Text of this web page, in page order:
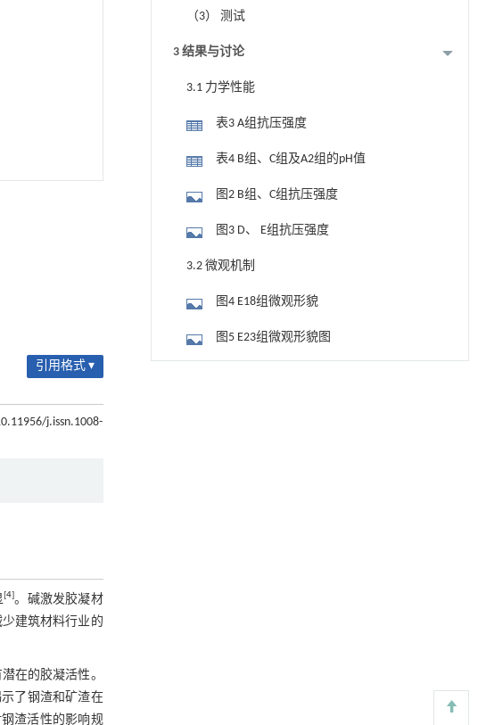
引用格式 ▾
j.issn.1008-
[4]。碱激发胶凝材
建筑材料行业的
在的胶凝活性。
了钢渣和矿渣在
渣活性的影响规
（3） 测试
3 结果与讨论
3.1 力学性能
表3 A组抗压强度
表4 B组、C组及A2组的pH值
图2 B组、C组抗压强度
图3 D、 E组抗压强度
3.2 微观机制
图4 E18组微观形貌
图5 E23组微观形貌图